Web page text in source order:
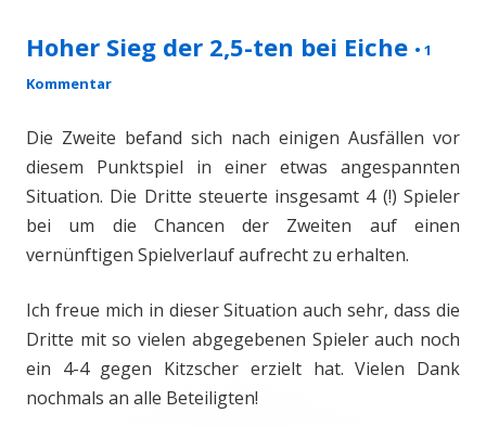
Hoher Sieg der 2,5-ten bei Eiche • 1
Kommentar
Die Zweite befand sich nach einigen Ausfällen vor
diesem Punktspiel in einer etwas angespannten
Situation. Die Dritte steuerte insgesamt 4 (!) Spieler
bei um die Chancen der Zweiten auf einen
vernünftigen Spielverlauf aufrecht zu erhalten.
Ich freue mich in dieser Situation auch sehr, dass die
Dritte mit so vielen abgegebenen Spieler auch noch
ein 4-4 gegen Kitzscher erzielt hat. Vielen Dank
nochmals an alle Beteiligten!